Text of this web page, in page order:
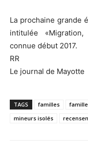
La prochaine grande
intitulée
connue début 2017.
RR
Le journal de Mayotte
TAGS familles
mineurs isolés